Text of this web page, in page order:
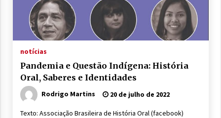
notícias
Pandemia e Questão Indígena: História
Oral, Saberes e Identidades
Rodrigo Martins 20 de julho de 2022
Texto: Associação Brasileira de História Oral (facebook)